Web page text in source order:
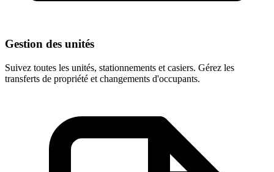
Gestion des unités
Suivez toutes les unités, stationnements et casiers. Gérez les
transferts de propriété et changements d'occupants.